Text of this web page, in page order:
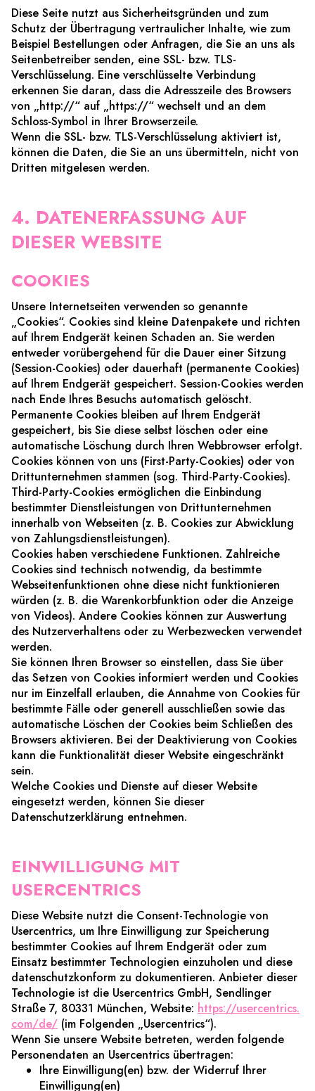
Diese Seite nutzt aus Sicherheitsgründen und zum
Schutz der Übertragung vertraulicher Inhalte, wie zum
Beispiel Bestellungen oder Anfragen, die Sie an uns als
Seitenbetreiber senden, eine SSL- bzw. TLS-
Verschlüsselung. Eine verschlüsselte Verbindung
erkennen Sie daran, dass die Adresszeile des Browsers
von „http://“ auf „https://“ wechselt und an dem
Schloss-Symbol in Ihrer Browserzeile.
Wenn die SSL- bzw. TLS-Verschlüsselung aktiviert ist,
können die Daten, die Sie an uns übermitteln, nicht von
Dritten mitgelesen werden.
4. DATENERFASSUNG AUF
DIESER WEBSITE
COOKIES
Unsere Internetseiten verwenden so genannte
„Cookies“. Cookies sind kleine Datenpakete und richten
auf Ihrem Endgerät keinen Schaden an. Sie werden
entweder vorübergehend für die Dauer einer Sitzung
(Session-Cookies) oder dauerhaft (permanente Cookies)
auf Ihrem Endgerät gespeichert. Session-Cookies werden
nach Ende Ihres Besuchs automatisch gelöscht.
Permanente Cookies bleiben auf Ihrem Endgerät
gespeichert, bis Sie diese selbst löschen oder eine
automatische Löschung durch Ihren Webbrowser erfolgt.
Cookies können von uns (First-Party-Cookies) oder von
Drittunternehmen stammen (sog. Third-Party-Cookies).
Third-Party-Cookies ermöglichen die Einbindung
bestimmter Dienstleistungen von Drittunternehmen
innerhalb von Webseiten (z. B. Cookies zur Abwicklung
von Zahlungsdienstleistungen).
Cookies haben verschiedene Funktionen. Zahlreiche
Cookies sind technisch notwendig, da bestimmte
Webseitenfunktionen ohne diese nicht funktionieren
würden (z. B. die Warenkorbfunktion oder die Anzeige
von Videos). Andere Cookies können zur Auswertung
des Nutzerverhaltens oder zu Werbezwecken verwendet
werden.
Sie können Ihren Browser so einstellen, dass Sie über
das Setzen von Cookies informiert werden und Cookies
nur im Einzelfall erlauben, die Annahme von Cookies für
bestimmte Fälle oder generell ausschließen sowie das
automatische Löschen der Cookies beim Schließen des
Browsers aktivieren. Bei der Deaktivierung von Cookies
kann die Funktionalität dieser Website eingeschränkt
sein.
Welche Cookies und Dienste auf dieser Website
eingesetzt werden, können Sie dieser
Datenschutzerklärung entnehmen.
EINWILLIGUNG MIT
USERCENTRICS
Diese Website nutzt die Consent-Technologie von
Usercentrics, um Ihre Einwilligung zur Speicherung
bestimmter Cookies auf Ihrem Endgerät oder zum
Einsatz bestimmter Technologien einzuholen und diese
datenschutzkonform zu dokumentieren. Anbieter dieser
Technologie ist die Usercentrics GmbH, Sendlinger
Straße 7, 80331 München, Website: https://usercentrics.
com/de/ (im Folgenden „Usercentrics“).
Wenn Sie unsere Website betreten, werden folgende
Personendaten an Usercentrics übertragen:
Ihre Einwilligung(en) bzw. der Widerruf Ihrer
Einwilligung(en)